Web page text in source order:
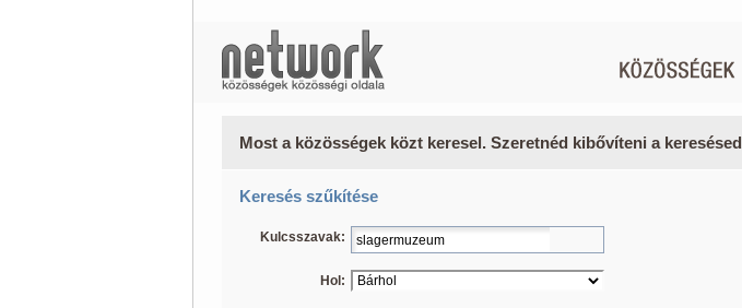
Most a közösségek közt keresel. Szeretnéd kibővíteni a keresésed
Keresés szűkítése
Kulcsszavak:
Hol: